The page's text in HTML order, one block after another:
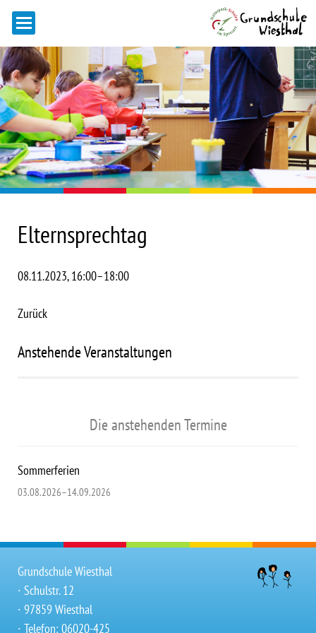
Elternsprechtag
08.11.2023, 16:00–18:00
Zurück
Anstehende Veranstaltungen
Die anstehenden Termine
Sommerferien
03.08.2026–14.09.2026
Grundschule Wiesthal
∙ Schulstr. 12
∙ 97859 Wiesthal
∙ Telefon: 06020-425